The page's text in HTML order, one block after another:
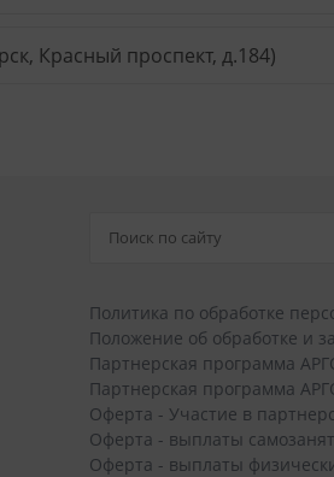
Красный проспект, д.184)
Политика по обработке
Положение об обработке и
Партнерская программа
Партнерская программа
Оферта - Участие в
Оферта - выплаты
Оферта - выплаты